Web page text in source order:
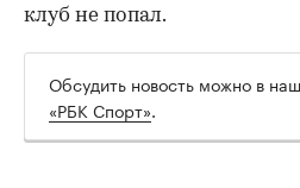
клуб не попал.
Обсудить новость можно в
«РБК Спорт».